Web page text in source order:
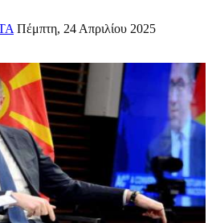
Πέμπτη, 24 Απριλίου 2025